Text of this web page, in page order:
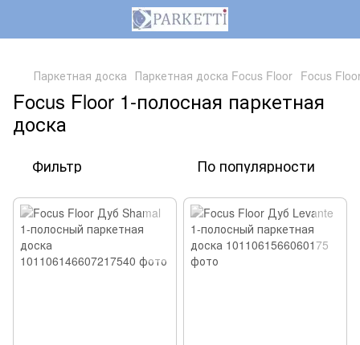
Паркетная доска Паркетная доска Focus Floor Focus
Focus Floor 1-полосная паркетная
доска
Фильтр По популярности